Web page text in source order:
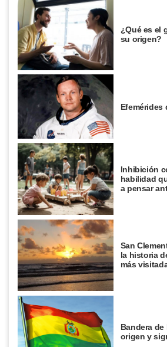
¿Qué es el
su origen?
Efemérides
Inhibición
habilidad
a pensar
San
la historia
más
Bandera
origen y